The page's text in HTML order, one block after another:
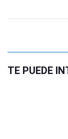
TE PUEDE